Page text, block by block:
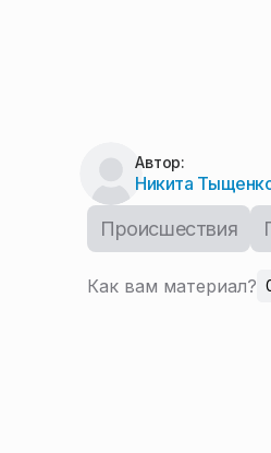
Автор:
Никита
Происшествия
Как вам материал?